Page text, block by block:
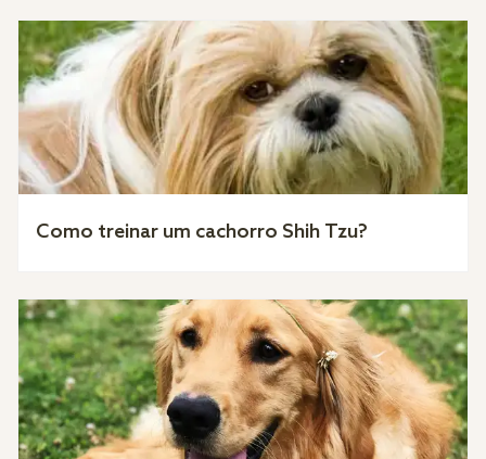
Como treinar um cachorro Shih Tzu?